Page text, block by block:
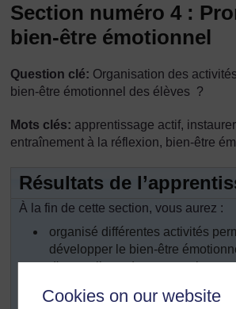
Cookies on our website
Section numéro 4 :
bien-être émotionnel
Question clé: Organisation des
bien-être émotionnel des élèves ?
Mots clés: apprentissage actif,
entraînement à la réflexion, bien-être
Résultats de
À la fin de cette section, vous aurez :
organisé différentes activités
développer le bien-être
d'y contribuer dans votre classe;
travaillé d’une manière positive